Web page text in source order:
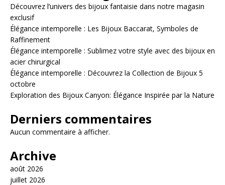
Découvrez l’univers des bijoux fantaisie dans notre magasin
exclusif
Élégance intemporelle : Les Bijoux Baccarat, Symboles de
Raffinement
Élégance intemporelle : Sublimez votre style avec des bijoux en
acier chirurgical
Élégance intemporelle : Découvrez la Collection de Bijoux 5
octobre
Exploration des Bijoux Canyon: Élégance Inspirée par la Nature
Derniers commentaires
Aucun commentaire à afficher.
Archive
août 2026
juillet 2026